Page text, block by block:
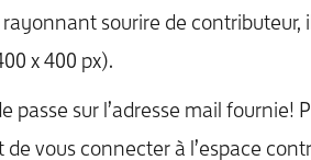
sourire de contributeur,
x 400 px).
passe sur l’adresse mail fournie!
vous connecter à l’espace